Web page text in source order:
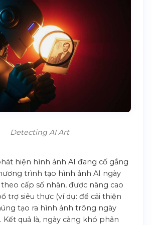
Detecting AI Art
hiện hình ảnh AI đang cố gắng
trình tạo hình ảnh AI ngày
cấp số nhân, được nâng cao
trợ siêu thực (ví dụ: để cải thiện
tạo ra hình ảnh trông ngày
Kết quả là, ngày càng khó phân